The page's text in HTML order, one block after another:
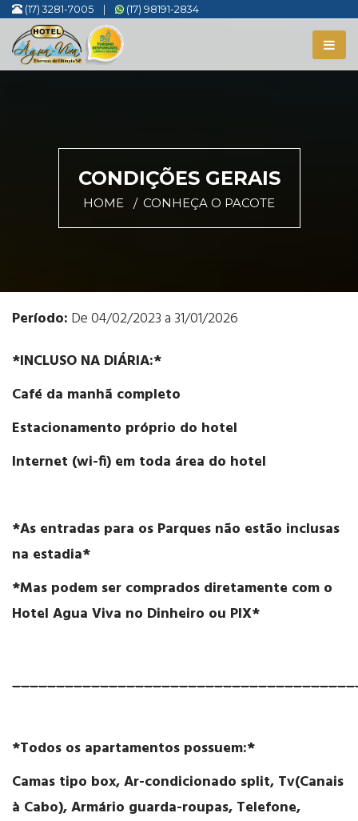
(17) 3281-7005 (17) 98191-2834
CONDIÇÕES GERAIS
HOME CONHEÇA O PACOTE
Período: De 04/02/2023 a 31/01/2026
*INCLUSO NA DIÁRIA:*
Café da manhã completo
Estacionamento próprio do hotel
Internet (wi-fi) em toda área do hotel
*As entradas para os Parques não estão inclusas
na estadia*
*Mas podem ser comprados diretamente com o
Hotel Agua Viva no Dinheiro ou PIX*
*Todos os apartamentos possuem:*
Camas tipo box, Ar-condicionado split, Tv(Canais
à Cabo), Armário guarda-roupas, Telefone,